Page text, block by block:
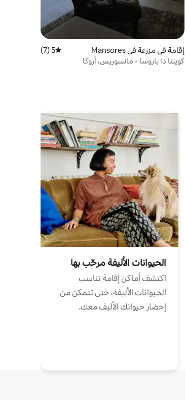
إقامة في مزرعة في Mansores متوسط التقييم 5 من 5، 7 مراجعات
5 (7)
كوينتا دا باروسا - مانسوريس، أروكا
الحيوانات الأليفة مرحّب بها
اكتشف أماكن إقامة تناسب
الحيوانات الأليفة، حتى تتمكن من
إحضار حيوانك الأليف معك.